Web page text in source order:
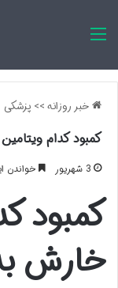
خبر روزانه>> پزشکی
کمبود کدام
3 شهریور خواندن این مطلب
کمبود
خارش